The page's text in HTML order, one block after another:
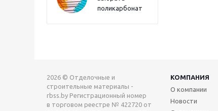
поликарбонат
2026 © Отделочные и
строительные материалы -
rbss.by Регистрационный номер
в торговом реестре № 422720 от
КОМПАНИЯ
О компании
Новости